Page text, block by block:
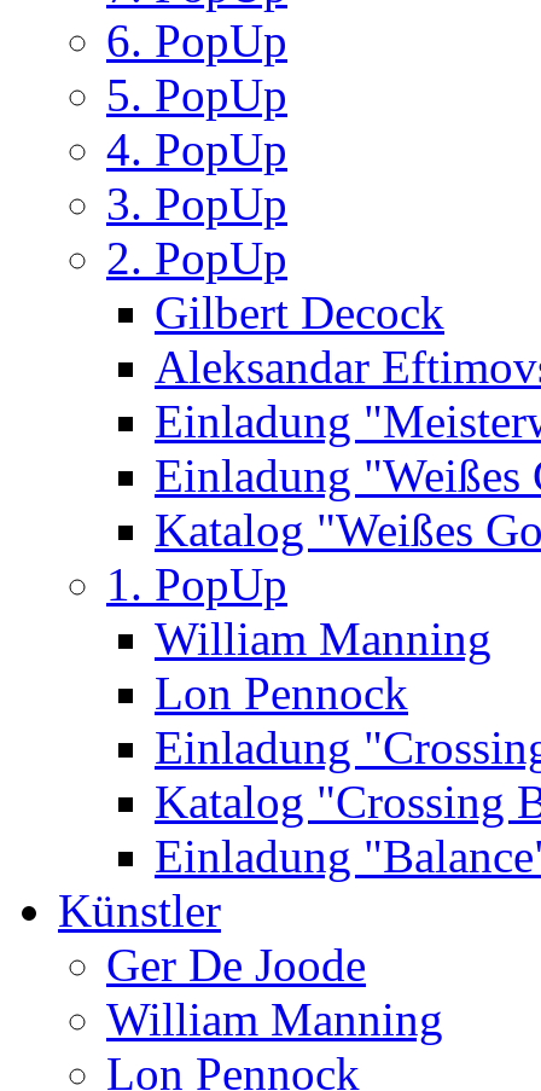
6. PopUp
5. PopUp
4. PopUp
3. PopUp
2. PopUp
Gilbert Decock
Aleksandar
Einladung
Einladung "Weißes
Katalog "Weißes
1. PopUp
William Manning
Lon Pennock
Einladung
Katalog "Crossing
Einladung
Künstler
Ger De Joode
William Manning
Lon Pennock